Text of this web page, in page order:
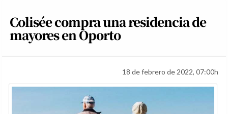
Colisée compra una residencia de
mayores en Oporto
18 de febrero de 2022, 07:00h